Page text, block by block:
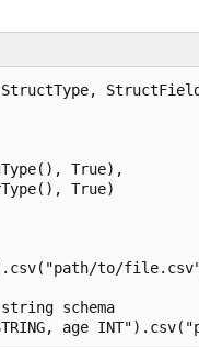
True),
True)
to/
schema